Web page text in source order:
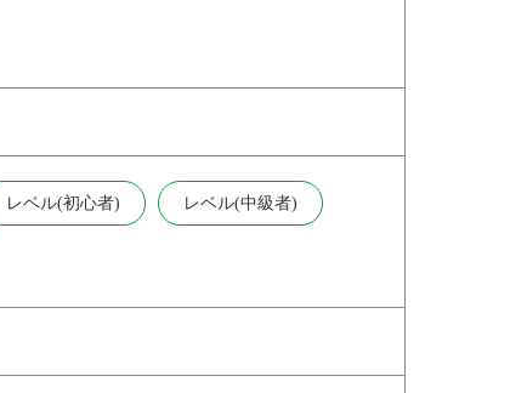
レベル(初心者) レベル(中級者)